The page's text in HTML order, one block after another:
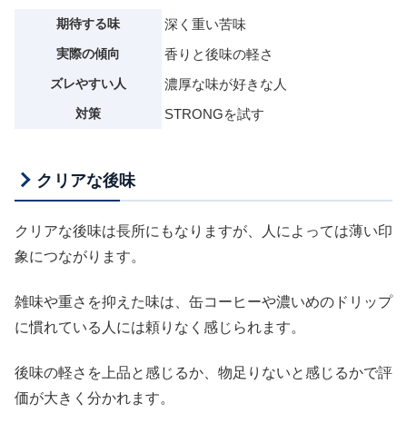
期待する味 深く重い苦味
実際の傾向 香りと後味の軽さ
ズレやすい人 濃厚な味が好きな人
対策 STRONGを試す
クリアな後味
クリアな後味は長所にもなりますが、人によっては薄い印
象につながります。
雑味や重さを抑えた味は、缶コーヒーや濃いめのドリップ
に慣れている人には頼りなく感じられます。
後味の軽さを上品と感じるか、物足りないと感じるかで評
価が大きく分かれます。